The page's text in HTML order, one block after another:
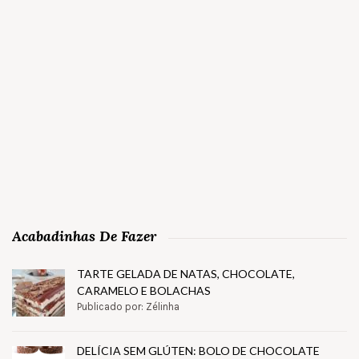
Acabadinhas De Fazer
TARTE GELADA DE NATAS, CHOCOLATE,
CARAMELO E BOLACHAS
Publicado por: Zélinha
DELÍCIA SEM GLÚTEN: BOLO DE CHOCOLATE